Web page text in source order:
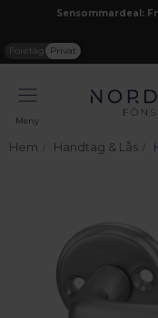
Sensommardeal:
Företag Privat
Meny
Hem Handtag & Lås